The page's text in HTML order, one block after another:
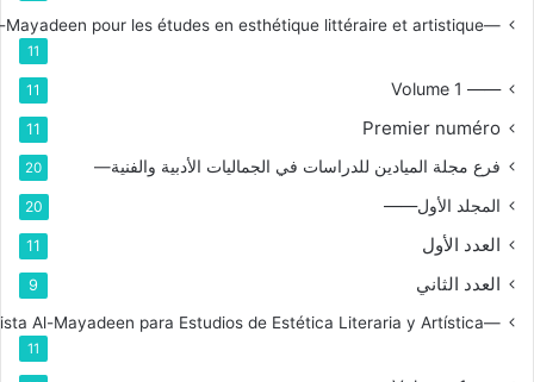
—Branche de la revue Al-Mayadeen pour les études en esthétique littéraire et artistique
11
—— Volume 1
11
Premier numéro
11
فرع مجلة الميادين للدراسات في الجماليات الأدبية والفنية— 20
المجلد الأول—— 20
العدد الأول 11
العدد الثاني 9
—Rama de la Revista Al-Mayadeen para Estudios de Estética Literaria y Artística
11